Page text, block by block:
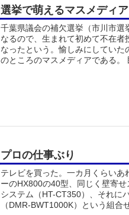
選挙で萌えるマスメディア
千葉県議会の補欠選挙（市川市
なるので、生まれて初めて不在者
なったという。愉しみにしていた
のところのマスメディアである。
プロの仕事ぶり
テレビを買った。一カ月くらいあ
ーのHX800の40型、同じく壁寄
システム（HT-CT350）、それに
（DMR-BWT1000K）という組合せ